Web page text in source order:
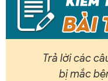
Trả lời các
bị mắc